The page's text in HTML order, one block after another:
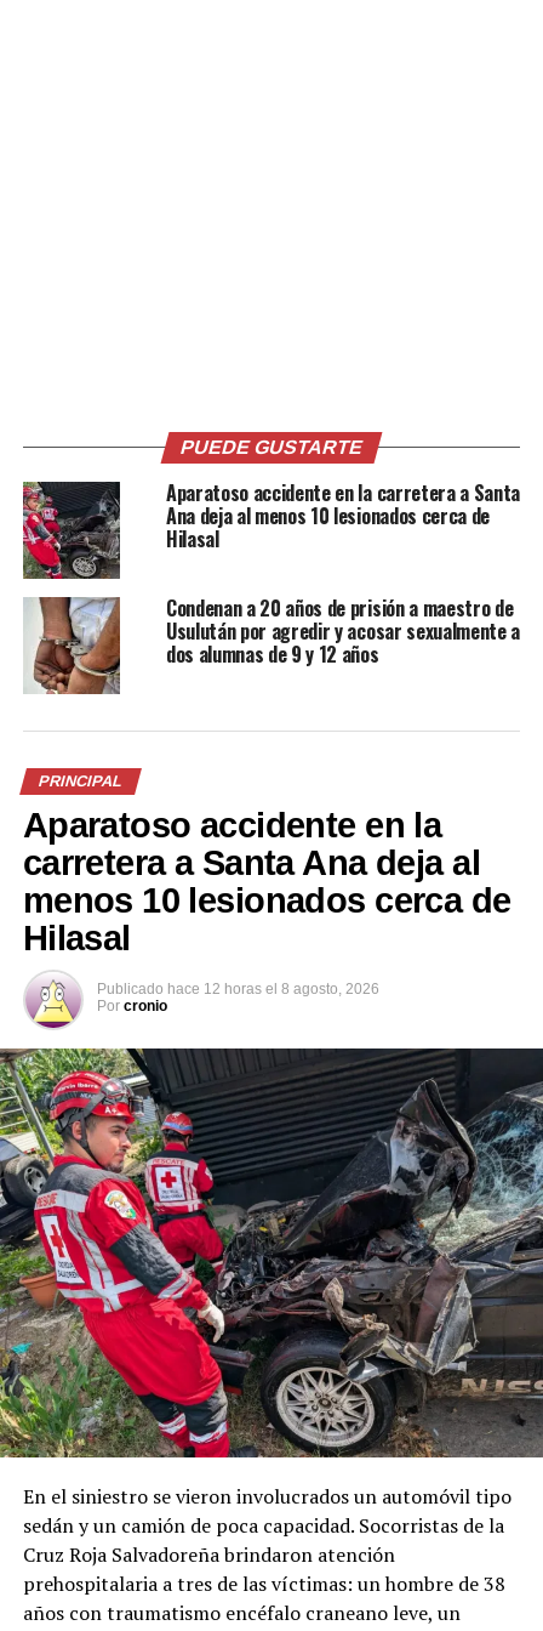
Relacionado
Crimen en un microbús de la
una mujer 28 años menor
1 marzo, 2018
En «Nacionales» En «Nacionales»
Disputa entre un vigilante
privado con otra persona
termina en tragedia
31 octubre, 2021
En «Nacionales»
RELATED TOPICS: PRINCIPAL
UP NEXT
Capturan a supuesta homicida en mercado La Tiendona
DON'T MISS
Sube a 10 las osamentas encontradas en San Luis Talpa,
La Paz
PUEDE GUSTARTE
Aparatoso accidente en la carretera a Santa
Ana deja al menos 10 lesionados cerca de
Hilasal
Condenan a 20 años de prisión a maestro de
Usulután por agredir y acosar sexualmente a
dos alumnas de 9 y 12 años
PRINCIPAL
Aparatoso accidente en la
carretera a Santa Ana deja al
menos 10 lesionados cerca de
Hilasal
Publicado hace 12 horas el 8 agosto, 2026
Por cronio
En el siniestro se vieron involucrados un automóvil tipo
sedán y un camión de poca capacidad. Socorristas de la
Cruz Roja Salvadoreña brindaron atención
prehospitalaria a tres de las víctimas: un hombre de 38
años con traumatismo encéfalo craneano leve, un